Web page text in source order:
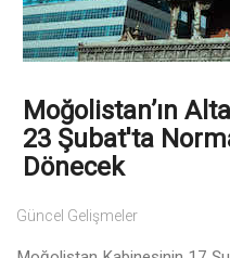
Moğolistan’ın
23 Şubat'ta
Dönecek
Güncel Gelişmeler